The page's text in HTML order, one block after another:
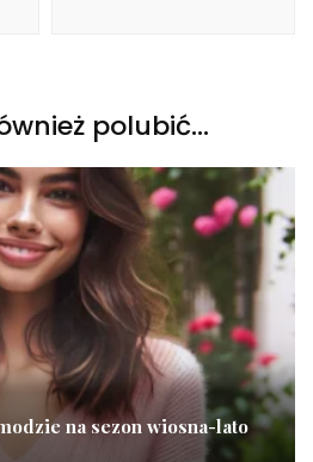
polubić…
na sezon wiosna-lato